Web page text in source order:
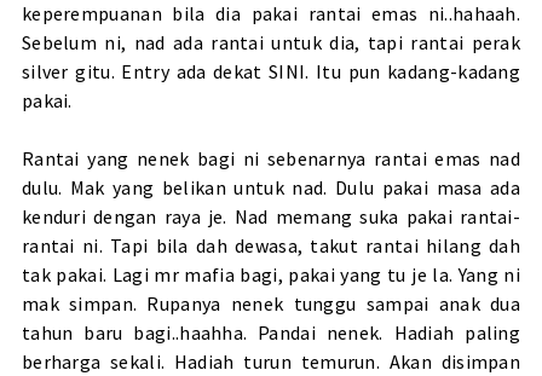
keperempuanan bila dia pakai rantai emas ni..hahaah.
Sebelum ni, nad ada rantai untuk dia, tapi rantai perak
silver gitu. Entry ada dekatSINI. Itu pun kadang-kadang
pakai.
Rantai yang nenek bagi ni sebenarnya rantai emas nad
dulu. Mak yang belikan untuk nad. Dulu pakai masa ada
kenduri dengan raya je. Nad memang suka pakai rantai-
rantai ni. Tapi bila dah dewasa, takut rantai hilang dah
tak pakai. Lagi mr mafia bagi, pakai yang tu je la. Yang ni
mak simpan. Rupanya nenek tunggu sampai anak dua
tahun baru bagi..haahha. Pandai nenek. Hadiah paling
berharga sekali. Hadiah turun temurun. Akan disimpan